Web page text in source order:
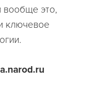
это,
ключевое